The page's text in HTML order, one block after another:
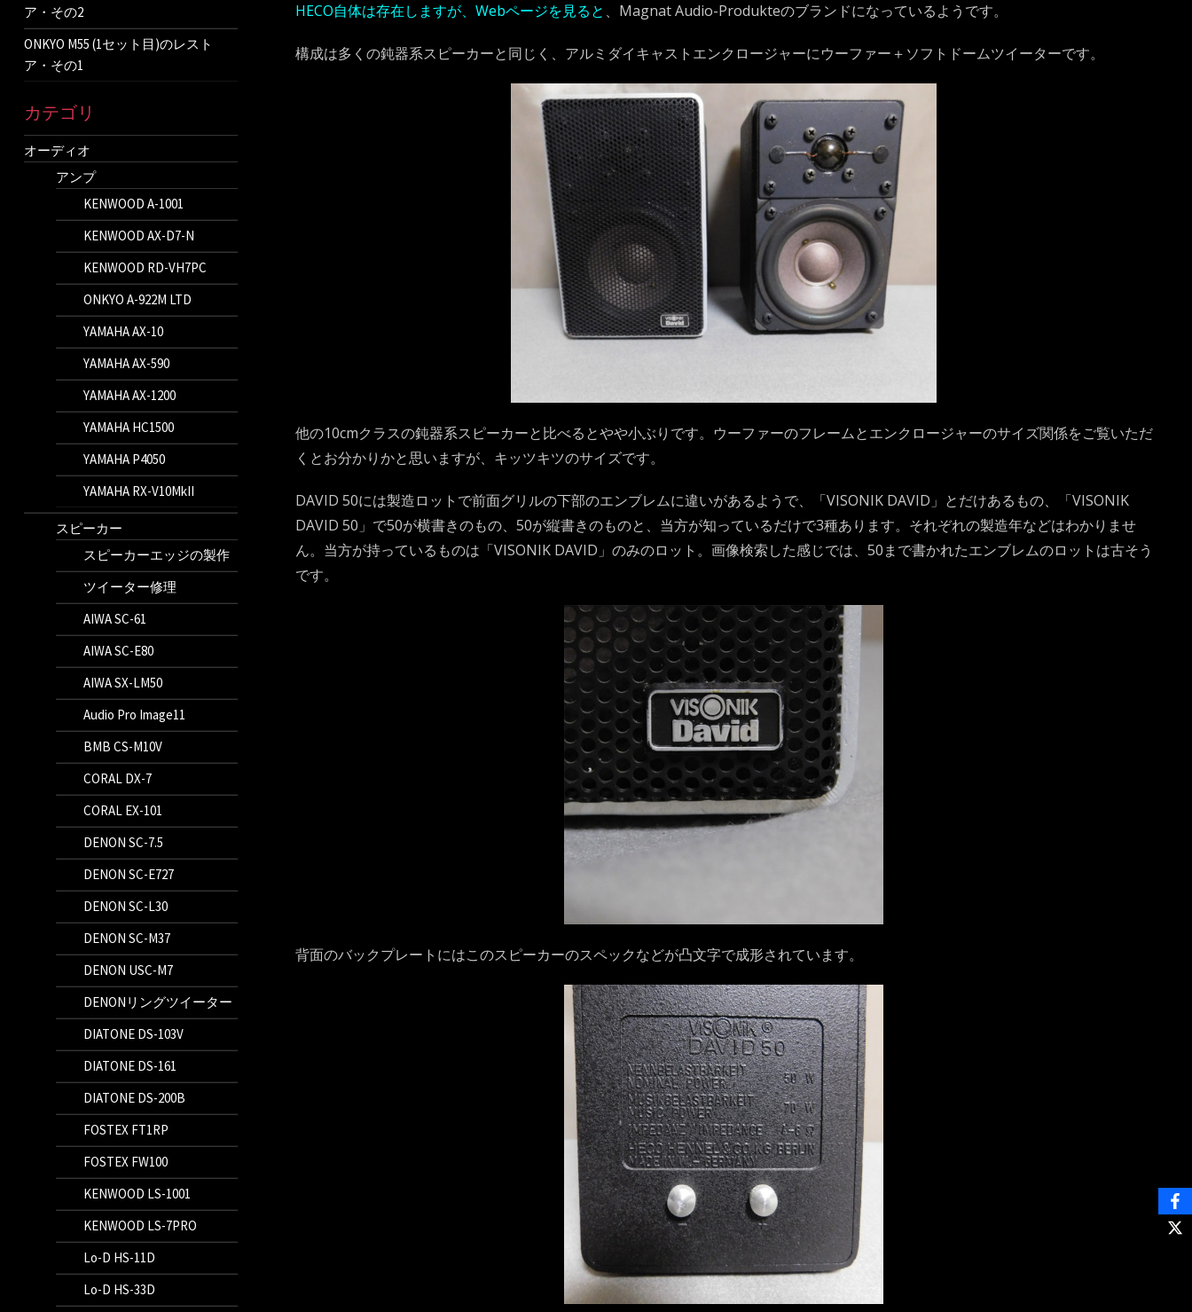
ア・その2
ONKYO M55 (1セット目)のレスト
ア・その1
カテゴリ
オーディオ
アンプ
KENWOOD A-1001
KENWOOD AX-D7-N
KENWOOD RD-VH7PC
ONKYO A-922M LTD
YAMAHA AX-10
YAMAHA AX-590
YAMAHA AX-1200
YAMAHA HC1500
YAMAHA P4050
YAMAHA RX-V10MkII
スピーカー
スピーカーエッジの製作
ツイーター修理
AIWA SC-61
AIWA SC-E80
AIWA SX-LM50
Audio Pro Image11
BMB CS-M10V
CORAL DX-7
CORAL EX-101
DENON SC-7.5
DENON SC-E727
DENON SC-L30
DENON SC-M37
DENON USC-M7
DENONリングツイーター
DIATONE DS-103V
DIATONE DS-161
DIATONE DS-200B
FOSTEX FT1RP
FOSTEX FW100
KENWOOD LS-1001
KENWOOD LS-7PRO
Lo-D HS-11D
Lo-D HS-33D
HECO自体は存在しますが、Webページを見ると 、Magnat Audio-Produkteのブランドになっているようです。
構成は多くの鈍器系スピーカーと同じく、アルミダイキャストエンクロージャーにウーファー＋ソフトドームツイーターです。
他の10cmクラスの鈍器系スピーカーと比べるとやや小ぶりです。ウーファーのフレームとエンクロージャーのサイズ関係をご覧いただ
くとお分かりかと思いますが、キッツキツのサイズです。
DAVID 50には製造ロットで前面グリルの下部のエンブレムに違いがあるようで、「VISONIK DAVID」とだけあるもの、「VISONIK
DAVID 50」で50が横書きのもの、50が縦書きのものと、当方が知っているだけで3種あります。それぞれの製造年などはわかりませ
ん。当方が持っているものは「VISONIK DAVID」のみのロット。画像検索した感じでは、50まで書かれたエンブレムのロットは古そう
です。
背面のバックプレートにはこのスピーカーのスペックなどが凸文字で成形されています。